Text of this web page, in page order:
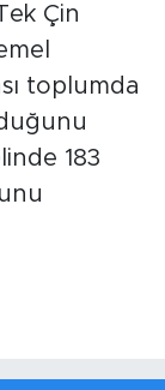
Çin
toplumda
183